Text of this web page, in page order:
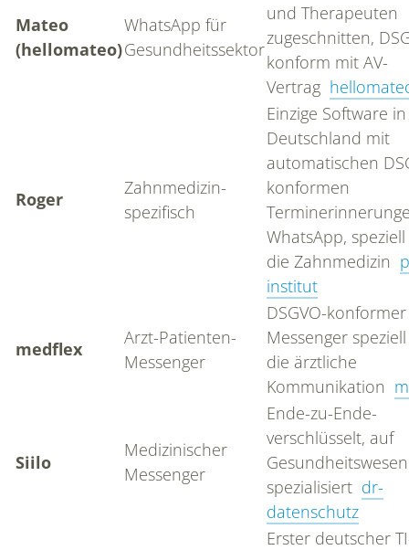
ONLINEMARKETING
SUCHMASCHINENMARKETING
SOCIAL MEDIA MARKETING
Mateo
(hellomateo)
WhatsApp für
Gesundheitssektor
und Therapeuten
zugeschnitten,
konform mit AV-
Vertrag
Roger
Zahnmedizin-
spezifisch
Einzige Software in
Deutschland mit
automatischen
konformen
WhatsApp,
die Zahnmedizin
institut
medflex
Arzt-Patienten-
Messenger
DSGVO-konformer
Messenger
die ärztliche
Kommunikation
Siilo
Medizinischer
Messenger
Ende-zu-Ende-
verschlüsselt, auf
Gesundheitswesen
spezialisiert dr-
datenschutz
Erster deutscher